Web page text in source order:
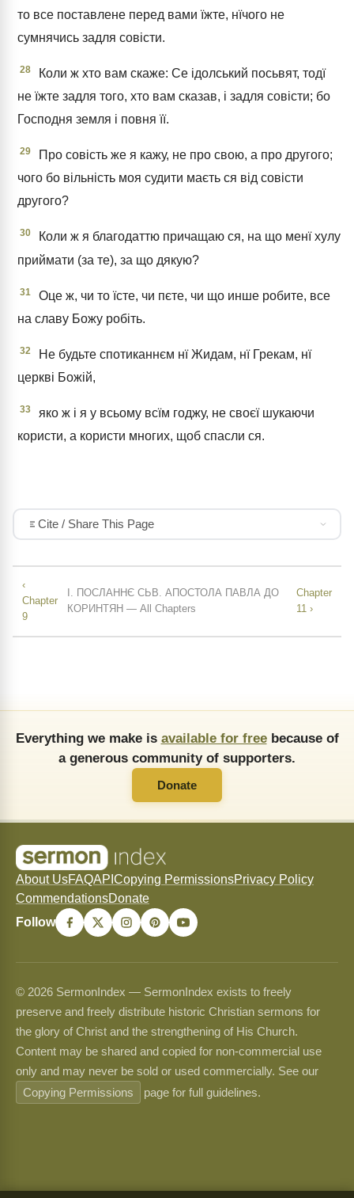
то все поставлене перед вами їжте, нїчого не
сумнячись задля совісти.
28
Коли ж хто вам скаже: Се ідолський посьвят, тодї
не їжте задля того, хто вам сказав, і задля совісти; бо
Господня земля і повня її.
29
Про совість же я кажу, не про свою, а про другого;
чого бо вільність моя судити маєть ся від совісти
другого?
30
Коли ж я благодаттю причащаю ся, на що менї хулу
приймати (за те), за що дякую?
31
Оце ж, чи то їсте, чи пєте, чи що инше робите, все
на славу Божу робіть.
32
Не будьте спотиканнєм нї Жидам, нї Грекам, нї
церкві Божій,
33
яко ж і я у всьому всїм годжу, не своєї шукаючи
користи, а користи многих, щоб спасли ся.
Cite / Share This Page
‹
Chapter
9
I. ПОСЛАННЄ СЬВ. АПОСТОЛА ПАВЛА ДО
КОРИНТЯН — All Chapters
Chapter
11 ›
Everything we make is available for freebecause of
a generous community of supporters.
Donate
About UsFAQAPI Copying PermissionsPrivacy Policy
CommendationsDonate
Follow
© 2026 SermonIndex — SermonIndex exists to freely
preserve and freely distribute historic Christian sermons for
the glory of Christ and the strengthening of His Church.
Content may be shared and copied for non-commercial use
only and may never be sold or used commercially. See our
Copying Permissions
page for full guidelines.